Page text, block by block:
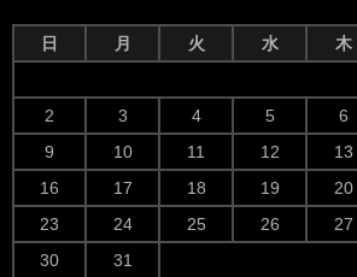
日 月 火 水 木
2
3 4 5 6
9
10 11 12 13
16
17 18 19 20
23
24 25 26 27
30
31